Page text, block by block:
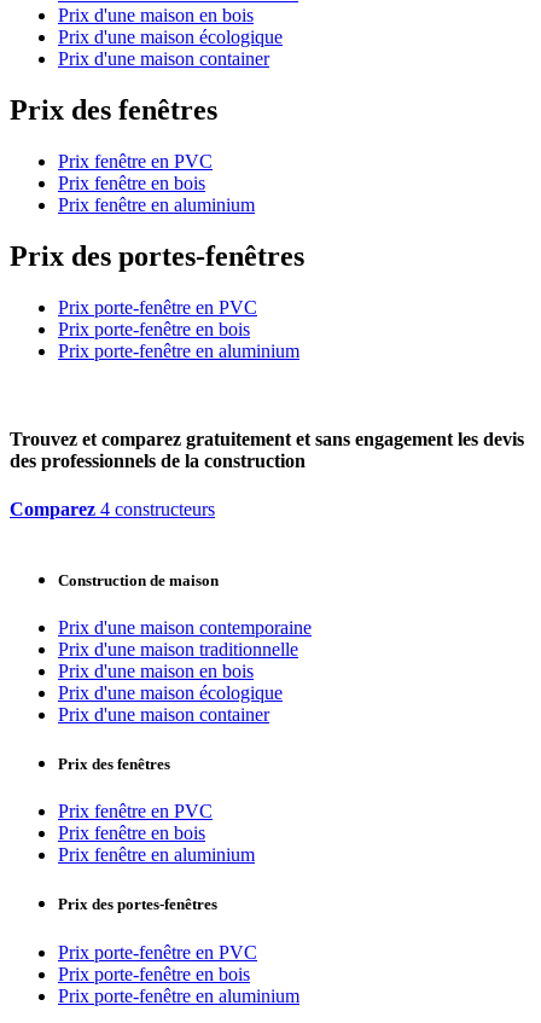
Prix d'une maison en bois
Prix d'une maison écologique
Prix d'une maison container
Prix des fenêtres
Prix fenêtre en PVC
Prix fenêtre en bois
Prix fenêtre en aluminium
Prix des portes-fenêtres
Prix porte-fenêtre en PVC
Prix porte-fenêtre en bois
Prix porte-fenêtre en aluminium
Trouvez et comparez gratuitement et sans engagement les devis
des professionnels de la construction
Comparez 4 constructeurs
Construction de maison
Prix d'une maison contemporaine
Prix d'une maison traditionnelle
Prix d'une maison en bois
Prix d'une maison écologique
Prix d'une maison container
Prix des fenêtres
Prix fenêtre en PVC
Prix fenêtre en bois
Prix fenêtre en aluminium
Prix des portes-fenêtres
Prix porte-fenêtre en PVC
Prix porte-fenêtre en bois
Prix porte-fenêtre en aluminium